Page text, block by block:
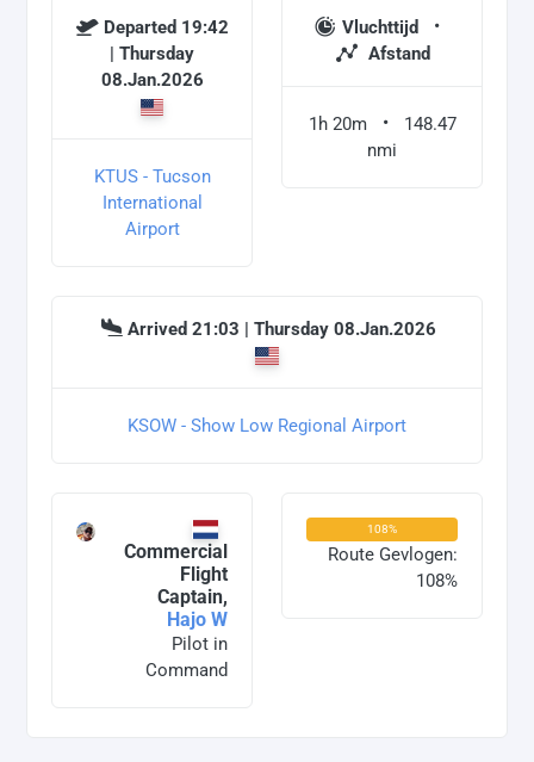
Departed 19:42
| Thursday
08.Jan.2026
KTUS - Tucson
International
Airport
Vluchttijd
Afstand
1h 20m
148.47
nmi
Arrived 21:03 | Thursday 08.Jan.2026
KSOW - Show Low Regional Airport
Commercial
Flight
Captain,
Hajo W
Pilot in
Command
108%
Route Gevlogen:
108%